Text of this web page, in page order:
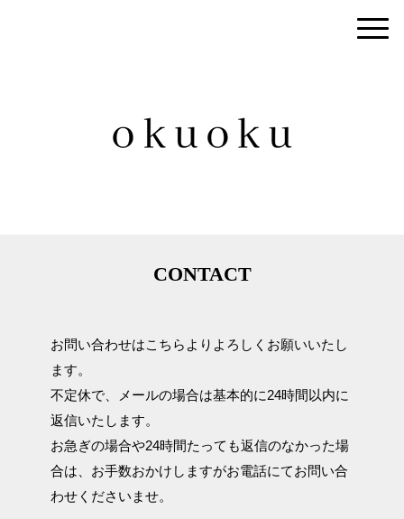
CONTACT
お問い合わせはこちらよりよろしくお願いいたし
ます。
不定休で、メールの場合は基本的に24時間以内に
返信いたします。
お急ぎの場合や24時間たっても返信のなかった場
合は、お手数おかけしますがお電話にてお問い合
わせくださいませ。